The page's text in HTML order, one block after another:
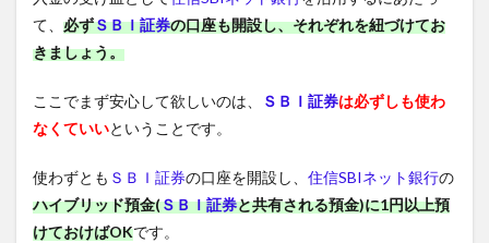
て、 必ずＳＢＩ証券の口座も開設し、それぞれを紐づけてお
きましょう。
ここでまず安心して欲しいのは、 ＳＢＩ証券は必ずしも使わ
なくていいということです。
使わずとも ＳＢＩ証券の口座を開設し、 住信SBIネット銀行の
ハイブリッド預金(ＳＢＩ証券と共有される預金)に1円以上預
けておけばOKです。